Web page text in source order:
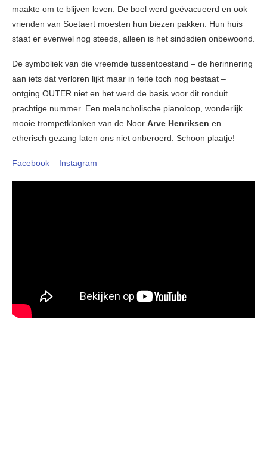
maakte om te blijven leven. De boel werd geëvacueerd en ook
vrienden van Soetaert moesten hun biezen pakken. Hun huis
staat er evenwel nog steeds, alleen is het sindsdien onbewoond.
De symboliek van die vreemde tussentoestand – de herinnering
aan iets dat verloren lijkt maar in feite toch nog bestaat –
ontging OUTER niet en het werd de basis voor dit ronduit
prachtige nummer. Een melancholische pianoloop, wonderlijk
mooie trompetklanken van de Noor Arve Henriksen en
etherisch gezang laten ons niet onberoerd. Schoon plaatje!
Facebook – Instagram